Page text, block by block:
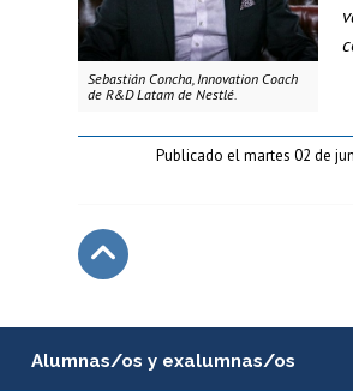
Sebastián Concha, Innovation Coach
de R&D Latam de Nestlé.
Publicado el martes 02 de
Alumnas/os y exalumnas/os